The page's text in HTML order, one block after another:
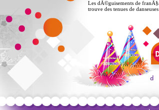
Les dÃ©guisements de
trouve des tenues de